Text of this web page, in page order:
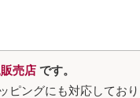
売店 です。
ングにも対応しており